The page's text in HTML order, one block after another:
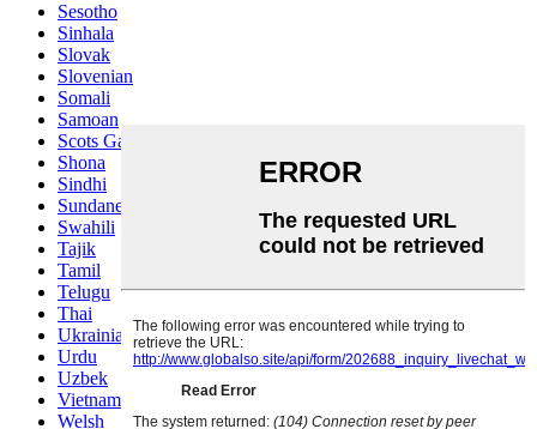
Sesotho
Sinhala
Slovak
Slovenian
Somali
Samoan
Scots Gaelic
Shona
Sindhi
Sundanese
Swahili
Tajik
Tamil
Telugu
Thai
Ukrainian
Urdu
Uzbek
Vietnamese
Welsh